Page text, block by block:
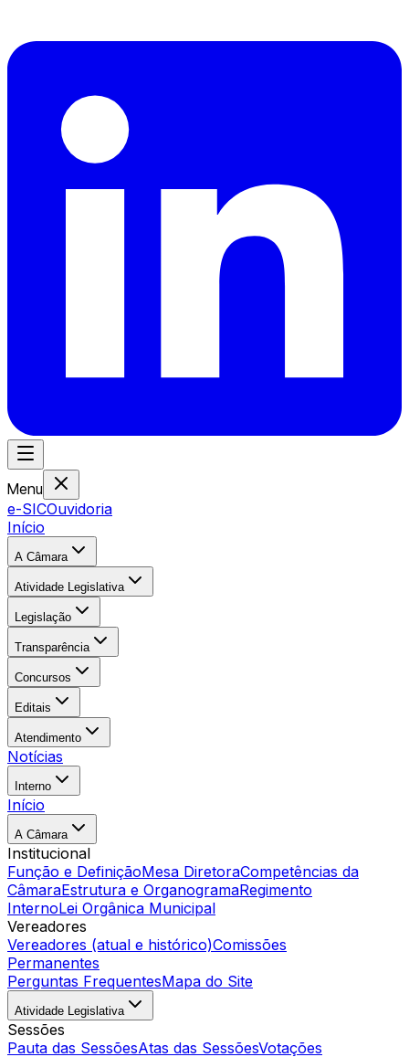
Menu
e-SICOuvidoria
Início
A Câmara
Atividade Legislativa
Legislação
Transparência
Concursos
Editais
Atendimento
Notícias
Interno
Início
A Câmara
Institucional
Função e DefiniçãoMesa DiretoraCompetências da
CâmaraEstrutura e OrganogramaRegimento
InternoLei Orgânica Municipal
Vereadores
Vereadores (atual e histórico)Comissões
Permanentes
Perguntas FrequentesMapa do Site
Atividade Legislativa
Sessões
Pauta das SessõesAtas das SessõesVotações